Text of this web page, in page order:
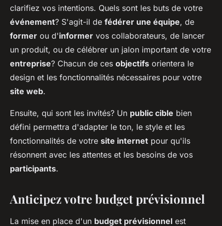
clarifiez vos intentions. Quels sont les buts de votre
événement? S'agit-il de fédérer une équipe, de
former ou d'informer vos collaborateurs, de lancer
un produit, ou de célébrer un jalon important de votre
entreprise? Chacun de ces objectifs orientera le
design et les fonctionnalités nécessaires pour votre
site web.
Ensuite, qui sont les invités? Un public cible bien
défini permettra d'adapter le ton, le style et les
fonctionnalités de votre site internet pour qu'ils
résonnent avec les attentes et les besoins de vos
participants.
Anticipez votre budget prévisionnel
La mise en place d'un budget prévisionnel est